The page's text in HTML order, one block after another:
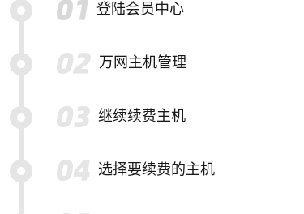
登陆会员中心
万网主机管理
继续续费主机
选择要续费的主机